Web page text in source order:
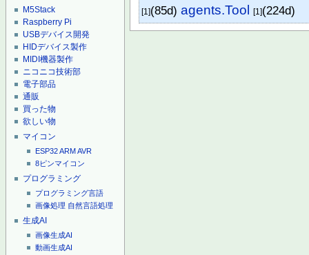
M5Stack
Raspberry Pi
USBデバイス開発
HIDデバイス製作
MIDI機器製作
ニコニコ技術部
電子部品
通販
買った物
欲しい物
マイコン
ESP32ARMAVR
8ピンマイコン
プログラミング
プログラミング言語
画像処理 自然言語処理
生成AI
画像生成AI
動画生成AI
[1](85d)agents.Tool [1](224d)